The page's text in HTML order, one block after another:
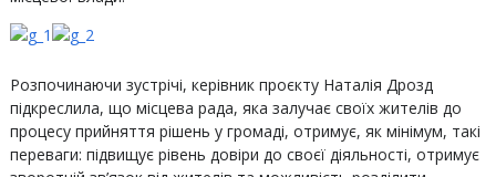
Розпочинаючи зустрічі, керівник проєкту Наталія Дрозд
підкреслила, що місцева рада, яка залучає своїх жителів до
процесу прийняття рішень у громаді, отримує, як мінімум, такі
переваги: підвищує рівень довіри до своєї діяльності, отримує